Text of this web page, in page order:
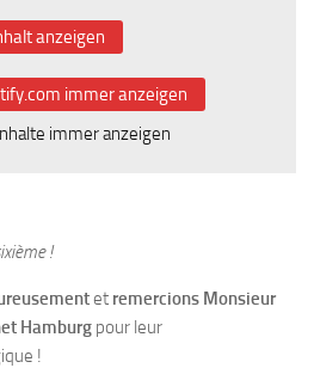
anzeigen
immer anzeigen
immer anzeigen
!
et remercions Monsieur
Hamburg pour leur
!